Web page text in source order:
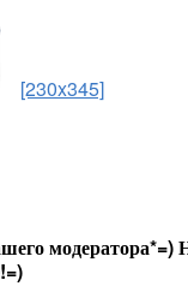
[230x345]
модератора*=)